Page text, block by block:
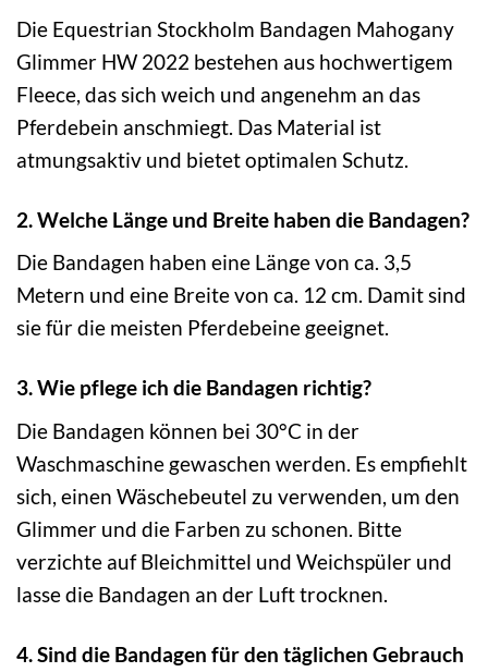
Die Equestrian Stockholm Bandagen Mahogany
Glimmer HW 2022 bestehen aus hochwertigem
Fleece, das sich weich und angenehm an das
Pferdebein anschmiegt. Das Material ist
atmungsaktiv und bietet optimalen Schutz.
2. Welche Länge und Breite haben die Bandagen?
Die Bandagen haben eine Länge von ca. 3,5
Metern und eine Breite von ca. 12 cm. Damit sind
sie für die meisten Pferdebeine geeignet.
3. Wie pflege ich die Bandagen richtig?
Die Bandagen können bei 30°C in der
Waschmaschine gewaschen werden. Es empfiehlt
sich, einen Wäschebeutel zu verwenden, um den
Glimmer und die Farben zu schonen. Bitte
verzichte auf Bleichmittel und Weichspüler und
lasse die Bandagen an der Luft trocknen.
4. Sind die Bandagen für den täglichen Gebrauch